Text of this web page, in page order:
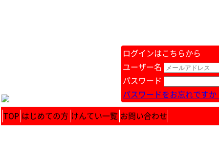
ログインはこちらから
ユーザー名
パスワード
パスワードをお忘れですか
TOP はじめての方 けんてい一覧 お問い合わせ